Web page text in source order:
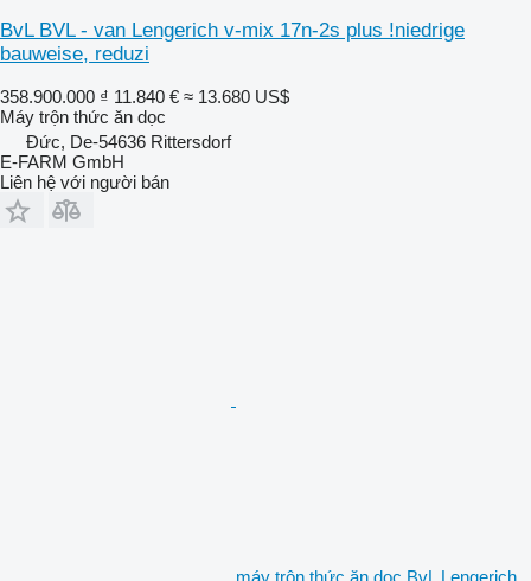
BvL BVL - van Lengerich v-mix 17n-2s plus !niedrige
bauweise, reduzi
358.900.000 ₫ 11.840 € ≈ 13.680 US$
Máy trộn thức ăn dọc
Đức, De-54636 Rittersdorf
E-FARM GmbH
Liên hệ với người bán
máy trộn thức ăn dọc BvL Lengerich